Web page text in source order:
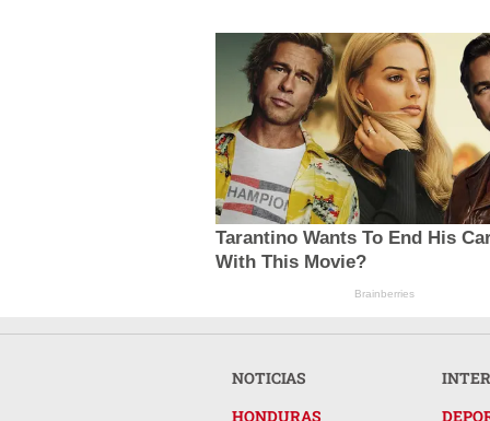
Tarantino Wants To End His
With This Movie?
Brainberries
NOTICIAS
HONDURAS